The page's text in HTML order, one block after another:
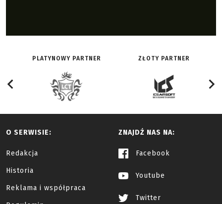
PLATYNOWY PARTNER ZŁOTY PARTNER
O SERWISIE:
Redakcja
Historia
Reklama i współpraca
ZNAJDŹ NAS NA:
Facebook
Youtube
Twitter